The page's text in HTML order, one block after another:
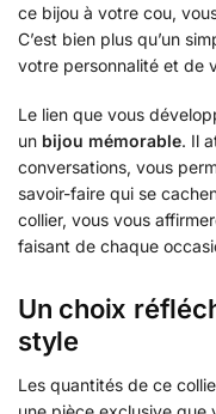
ce bijou à votre cou,
C’est bien plus qu’un
votre personnalité et de
Le lien que vous
un bijou mémorable. Il
conversations, vous
savoir-faire qui se
collier, vous vous
faisant de chaque
Un choix
style
Les quantités de ce